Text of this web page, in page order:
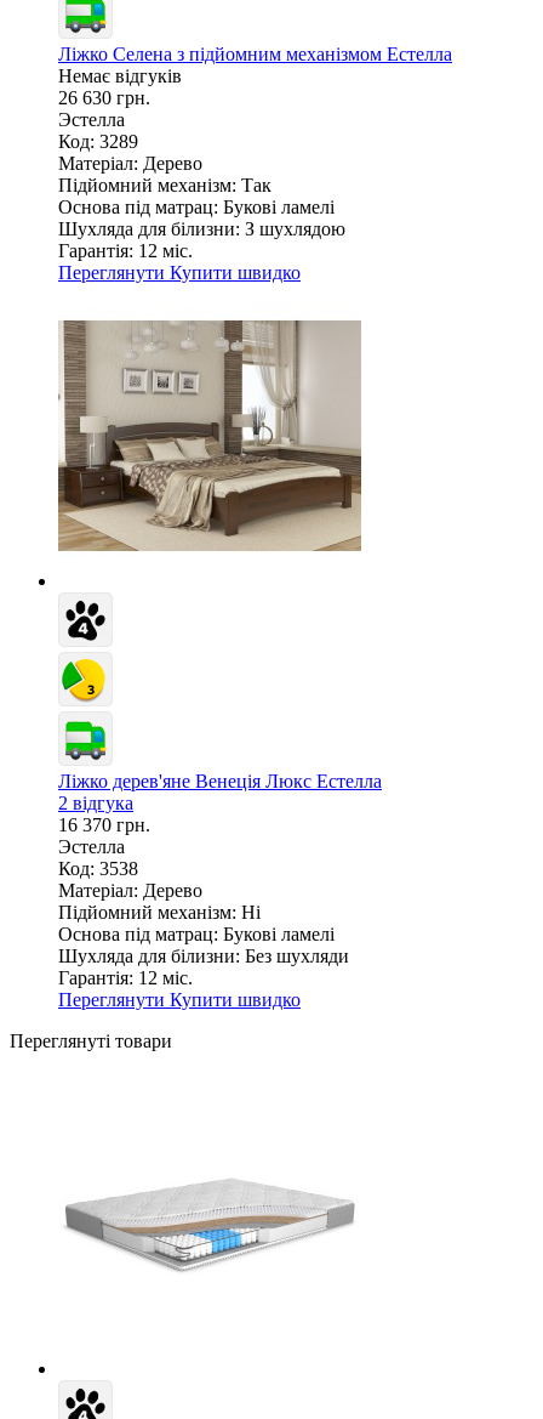
Ліжко Селена з підйомним механізмом Естелла
Немає відгуків
26 630 грн.
Эстелла
Код: 3289
Матеріал: Дерево
Підйомний механізм: Так
Основа під матрац: Букові ламелі
Шухляда для білизни: З шухлядою
Гарантія: 12 міс.
Переглянути Купити швидко
Ліжко дерев'яне Венеція Люкс Естелла
2 відгука
16 370 грн.
Эстелла
Код: 3538
Матеріал: Дерево
Підйомний механізм: Ні
Основа під матрац: Букові ламелі
Шухляда для білизни: Без шухляди
Гарантія: 12 міс.
Переглянути Купити швидко
Переглянуті товари